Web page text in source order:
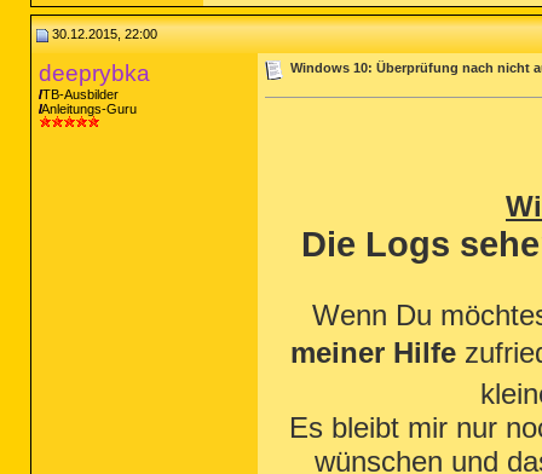
# utc_time=2015-12-30 07:18:57
# local_time=2015-12-30
# country="Germany"
# lang=1031
# osver=6.2.9200 NT
# compatibility_mode_1=''
30.12.2015, 22:00
deeprybka
TB-Ausbilder
Anleitungs-Guru
Windows 10: Überprüfung nach nicht
Die Logs
Wenn Du
meiner Hilfe
Es bleibt mir nur
wünschen und